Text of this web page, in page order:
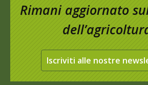
Rimani aggiornato
Iscriviti alle nostre